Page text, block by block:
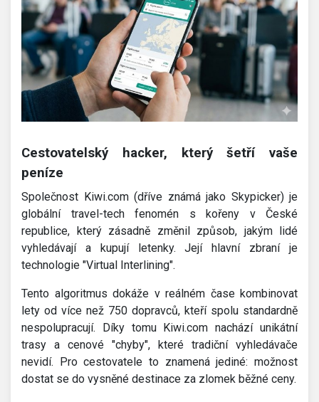
Cestovatelský hacker, který šetří vaše
peníze
Společnost Kiwi.com (dříve známá jako Skypicker) je
globální travel-tech fenomén s kořeny v České
republice, který zásadně změnil způsob, jakým lidé
vyhledávají a kupují letenky. Její hlavní zbraní je
technologie "Virtual Interlining".
Tento algoritmus dokáže v reálném čase kombinovat
lety od více než 750 dopravců, kteří spolu standardně
nespolupracují. Díky tomu Kiwi.com nachází unikátní
trasy a cenové "chyby", které tradiční vyhledávače
nevidí. Pro cestovatele to znamená jediné: možnost
dostat se do vysněné destinace za zlomek běžné ceny.